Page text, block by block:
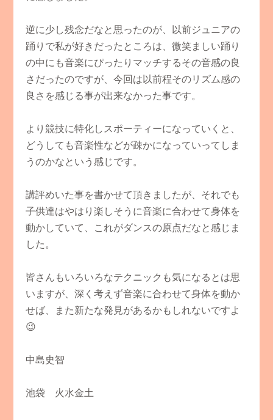
逆に少し残念だなと思ったのが、以前ジュニアの
踊りで私が好きだったところは、微笑ましい踊り
の中にも音楽にぴったりマッチするその音感の良
さだったのですが、今回は以前程そのリズム感の
良さを感じる事が出来なかった事です。
より競技に特化しスポーティーになっていくと、
どうしても音楽性などが疎かになっていってしま
うのかなという感じです。
講評めいた事を書かせて頂きましたが、それでも
子供達はやはり楽しそうに音楽に合わせて身体を
動かしていて、これがダンスの原点だなと感じま
した。
皆さんもいろいろなテクニックも気になるとは思
いますが、深く考えず音楽に合わせて身体を動か
せば、また新たな発見があるかもしれないですよ
😉
中島史智
池袋 火水金土